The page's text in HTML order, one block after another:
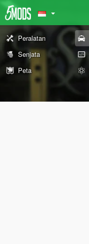
Peralatan
Senjata
Peta